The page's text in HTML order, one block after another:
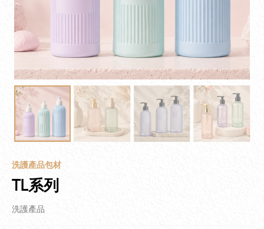
洗護產品包材
TL系列
洗護產品